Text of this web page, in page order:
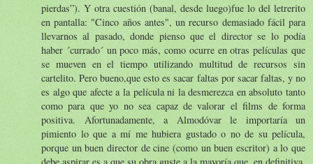
pierdas”). Y otra cuestión (banal, desde luego)fue lo del letrerito
en pantalla: "Cinco años antes", un recurso demasiado fácil para
llevarnos al pasado, donde pienso que el director se lo podía
haber ´currado´ un poco más, como ocurre en otras películas que
se mueven en el tiempo utilizando multitud de recursos sin
cartelito. Pero bueno,que esto es sacar faltas por sacar faltas, y no
es algo que afecte a la película ni la desmerezca en absoluto tanto
como para que yo no sea capaz de valorar el films de forma
positiva. Afortunadamente, a Almodóvar le importaría un
pimiento lo que a mí me hubiera gustado o no de su película,
porque un buen director de cine (como un buen escritor) a lo que